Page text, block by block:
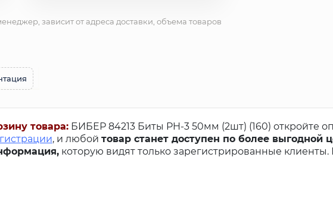
зависит от адреса доставки, объема товаров
товара: БИБЕР 84213 Биты PH-3 50мм (2шт) (160) откройте
, и любой товар станет доступен по более выгодной
которую видят только зарегистрированные клиенты.